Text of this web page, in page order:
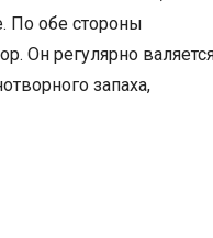
По обе стороны
Он регулярно
запаха,